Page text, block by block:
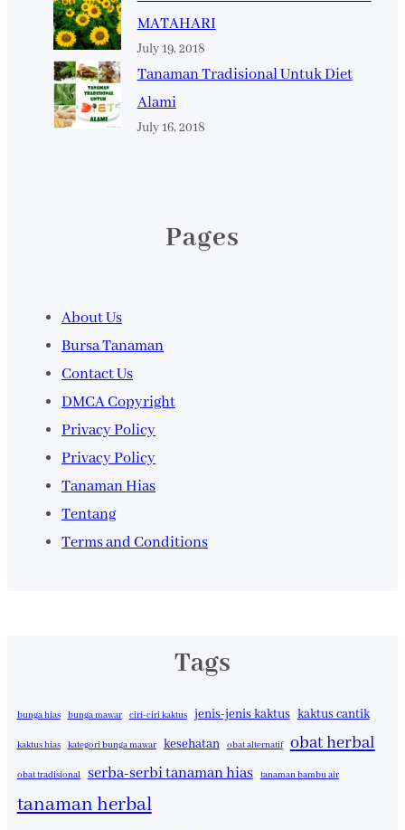
MATAHARI
July 19, 2018
Tanaman Tradisional Untuk Diet
Alami
July 16, 2018
Pages
About Us
Bursa Tanaman
Contact Us
DMCA Copyright
Privacy Policy
Privacy Policy
Tanaman Hias
Tentang
Terms and Conditions
Tags
bunga hias bunga mawar ciri-ciri kaktus jenis-jenis kaktus kaktus cantik
kaktus hias kategori bunga mawar kesehatan obat alternatif obat herbal
obat tradisional serba-serbi tanaman hias tanaman bambu air
tanaman herbal